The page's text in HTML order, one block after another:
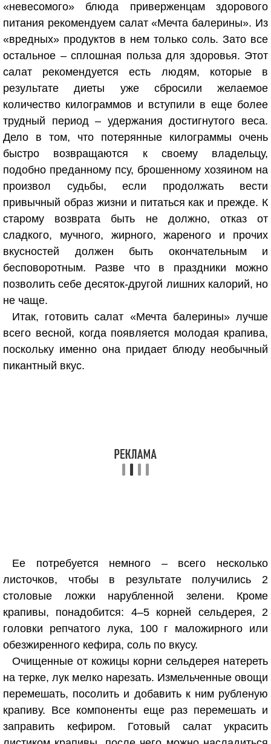
«невесомого» блюда приверженцам здорового
питания рекомендуем салат «Мечта балерины». Из
«вредных» продуктов в нем только соль. Зато все
остальное – сплошная польза для здоровья. Этот
салат рекомендуется есть людям, которые в
результате диеты уже сбросили желаемое
количество килограммов и вступили в еще более
трудный период – удержания достигнутого веса.
Дело в том, что потерянные килограммы очень
быстро возвращаются к своему владельцу,
подобно преданному псу, брошенному хозяином на
произвол судьбы, если продолжать вести
привычный образ жизни и питаться как и прежде. К
старому возврата быть не должно, отказ от
сладкого, мучного, жирного, жареного и прочих
вкусностей должен быть окончательным и
бесповоротным. Разве что в праздники можно
позволить себе десяток-другой лишних калорий, но
не чаще.
Итак, готовить салат «Мечта балерины» лучше
всего весной, когда появляется молодая крапива,
поскольку именно она придает блюду необычный
пикантный вкус.
Ее потребуется немного – всего несколько
листочков, чтобы в результате получились 2
столовые ложки нарубленной зелени. Кроме
крапивы, понадобится: 4–5 корней сельдерея, 2
головки репчатого лука, 100 г маложирного или
обезжиренного кефира, соль по вкусу.
Очищенные от кожицы корни сельдерея натереть
на терке, лук мелко нарезать. Измельченные овощи
перемешать, посолить и добавить к ним рубленую
крапиву. Все компоненты еще раз перемешать и
заправить кефиром. Готовый салат украсить